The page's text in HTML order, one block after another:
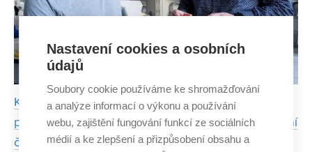
K lepšímu pochopení bezcementového betonu
přispěl výzkum z FCH VUT. Závěry otiskly i prestižní
časopisy
Nastavení cookies a osobních
údajů
Soubory cookie používáme ke shromažďování
a analýze informací o výkonu a používání
webu, zajištění fungování funkcí ze sociálních
médií a ke zlepšení a přizpůsobení obsahu a